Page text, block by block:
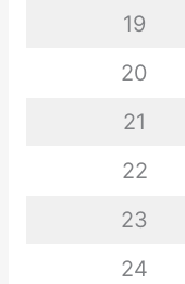
19
20
21
22
23
24